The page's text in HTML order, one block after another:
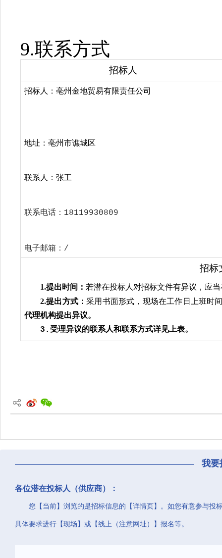
9.联系方式
招标人
招标人：亳州金地贸易有限责任公司
地址：亳州市谯城区
联系人：张工
联系电话： 18119930809
电子邮箱： /
招标
1.提出时间： 若潜在投标人对招标文件有异议，应
2.提出方式：采用书面形式，现场在工作日上班时
代理机构提出异议。
3.受理异议的联系人和联系方式详见上表。
我要
各位潜在投标人（供应商）：
您【当前】浏览的是招标信息的【详情页】。如您有意参与投
具体要求进行【现场】或【线上（注意网址）】报名等。